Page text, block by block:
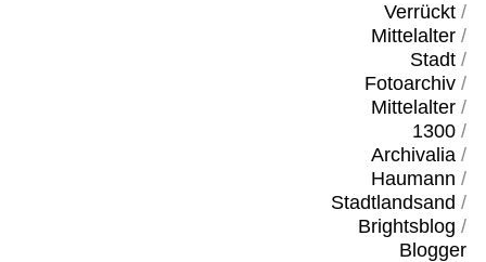
Verrückt/
Mittelalter/
Stadt/
Fotoarchiv/
Mittelalter/
1300/
Archivalia/
Haumann /
Stadtlandsand /
Brightsblog /
Blogger